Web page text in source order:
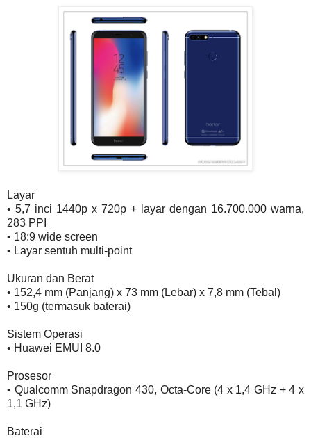
Layar
• 5,7 inci 1440p x 720p + layar dengan 16.700.000 warna,
283 PPI
• 18:9 wide screen
• Layar sentuh multi-point
Ukuran dan Berat
• 152,4 mm (Panjang) x 73 mm (Lebar) x 7,8 mm (Tebal)
• 150g (termasuk baterai)
Sistem Operasi
• Huawei EMUI 8.0
Prosesor
• Qualcomm Snapdragon 430, Octa-Core (4 x 1,4 GHz + 4 x
1,1 GHz)
Baterai